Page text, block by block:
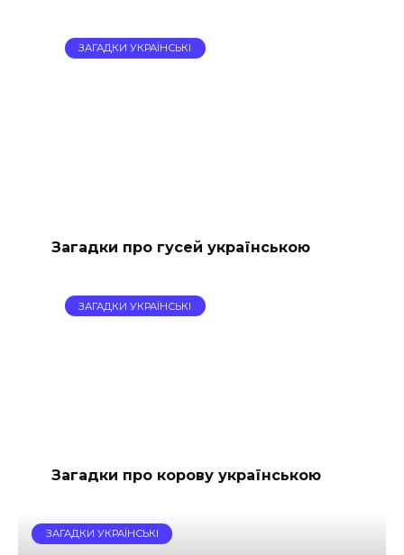
ЗАГАДКИ УКРАЇНСЬКІ
Загадки про гусей українською
ЗАГАДКИ УКРАЇНСЬКІ
Загадки про корову українською
ЗАГАДКИ УКРАЇНСЬКІ